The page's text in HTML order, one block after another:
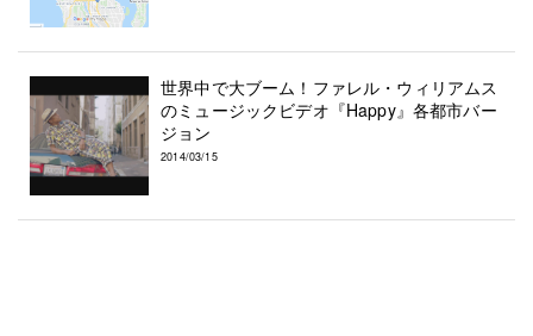
世界中で大ブーム！ファレル・ウィリアムス
のミュージックビデオ『Happy』各都市バー
ジョン
2014/03/15